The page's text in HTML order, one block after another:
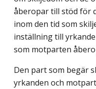
åberopar till stöd för
inom den tid som
inställning till
som motparten
Den part som begär
yrkanden och